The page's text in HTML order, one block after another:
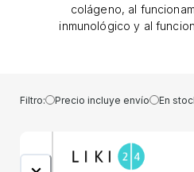
colágeno, al
inmunológico y al
forma fiable tu dosis
Dosificación 1 g al día =
dosis diaria
alimenticio no está
Filtro: Precio incluye envío En